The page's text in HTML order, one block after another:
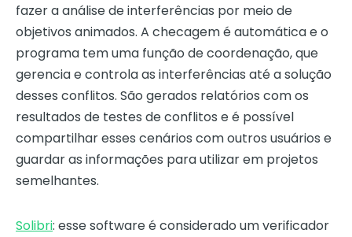
fazer a análise de interferências por meio de
objetivos animados. A checagem é automática e o
programa tem uma função de coordenação, que
gerencia e controla as interferências até a solução
desses conflitos. São gerados relatórios com os
resultados de testes de conflitos e é possível
compartilhar esses cenários com outros usuários e
guardar as informações para utilizar em projetos
semelhantes.
Solibri: esse software é considerado um verificador